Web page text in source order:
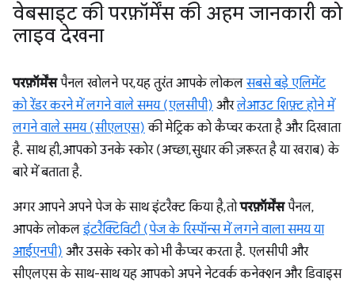
वेबसाइट की परफ़ॉर्मेंस की अहम जानकारी को
लाइव देखना
परफ़ॉर्मेंसपैनल खोलने पर, यह तुरंत आपके लोकलसबसे बड़े एलिमेंट
को रेंडर करने में लगने वाले समय (एलसीपी) औरलेआउट शिफ़्ट होने में
लगने वाले समय (सीएलएस) की मेट्रिक को कैप्चर करता है और दिखाता
है. साथ ही, आपको उनके स्कोर (अच्छा, सुधार की ज़रूरत है या खराब) के
बारे में बताता है.
अगर आपने अपने पेज के साथ इंटरैक्ट किया है, तोपरफ़ॉर्मेंसपैनल,
आपके लोकलइंटरैक्टिविटी (पेज के रिस्पॉन्स में लगने वाला समय या
आईएनपी) और उसके स्कोर को भी कैप्चर करता है. एलसीपी और
सीएलएस के साथ-साथ यह आपको अपने नेटवर्क कनेक्शन और डिवाइस